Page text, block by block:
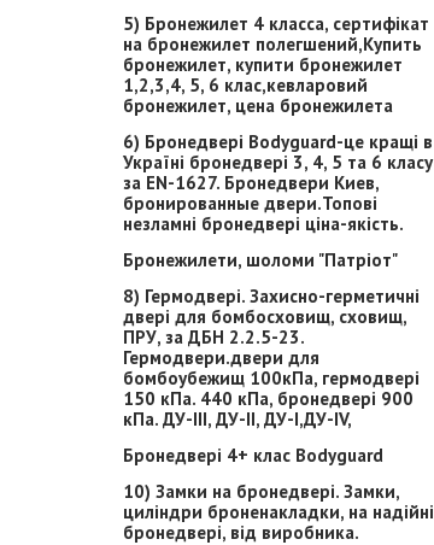
5) Бронежилет 4 класса, сертифікат
на бронежилет полегшений,Купить
бронежилет, купити бронежилет
1,2,3,4, 5, 6 клас,кевларовий
бронежилет, цена бронежилета
6) Бронедвері Bodyguard-це кращі в
Україні бронедвері 3, 4, 5 та 6 класу
за EN-1627. Бронедвери Киев,
бронированные двери.Топові
незламні бронедвері ціна-якість.
Бронежилети, шоломи "Патріот"
8) Гермодвері. Захисно-герметичні
двері для бомбосховищ, сховищ,
ПРУ, за ДБН 2.2.5-23.
Гермодвери.двери для
бомбоубежищ 100кПа, гермодвері
150 кПа. 440 кПа, бронедвері 900
кПа. ДУ-ІІІ, ДУ-ІІ, ДУ-І,ДУ-ІV,
Бронедвері 4+ клас Bodyguard
10) Замки на бронедвері. Замки,
циліндри броненакладки, на надійні
бронедвері, від виробника.